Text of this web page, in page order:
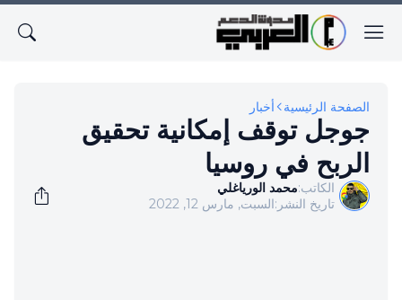
الصفحة الرئيسية أخبار
جوجل توقف إمكانية تحقيق
الربح في روسيا
الكاتب:محمد الورياغلي
تاريخ النشر:السبت, مارس 12, 2022